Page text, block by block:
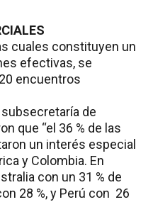
cuales constituyen un
efectivas, se
encuentros
de
que “el 36 % de las
un interés especial
y Colombia. En
con un 31 % de
28 %, y Perú con 26